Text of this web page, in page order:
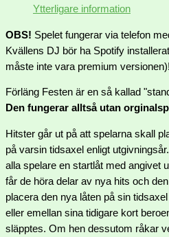
Ytterligare information
OBS! Spelet fungerar via telefon
Kvällens DJ bör ha Spotify
måste inte vara premium versionen)!
Förläng Festen är en så kallad
Den fungerar alltså utan
Hitster går ut på att spelarna skall
på varsin tidsaxel enligt
alla spelare en startlåt med angivet
får de höra delar av nya hits och
placera den nya låten på sin
eller emellan sina tidigare kort
släpptes. Om hen dessutom råkar